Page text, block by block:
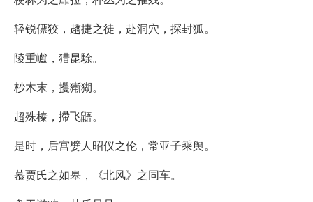
轻锐僄狡，趫捷之徒，赴洞穴，探封狐。
陵重巘，猎昆駼。
杪木末，攫獑猢。
超殊榛，摕飞鼯。
是时，后宫嬖人昭仪之伦，常亚子乘舆。
慕贾氏之如皋，《北风》之同车。